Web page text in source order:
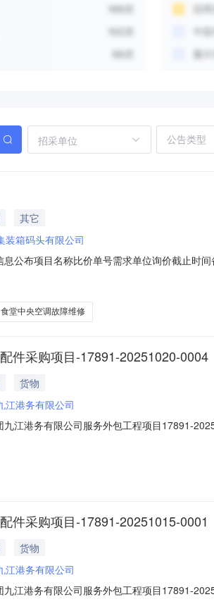
招采单位
其它
装箱码头有限公司
公布项目名称比价单号需求单位询价截止时
箱码头有限公司2
食堂中央空调故障维修
件采购项目-17891-20251020-0004
货物
江港务有限公司
江港务有限公司服务外包工程项目17891-
件采购项目-17891-20251015-0001
货物
江港务有限公司
江港务有限公司服务外包工程项目17891-